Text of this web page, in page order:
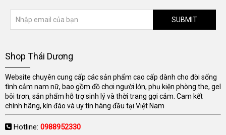
SUBMIT
Shop Thái Dương
Website chuyên cung cấp các sản phẩm cao cấp dành cho đời sống
tình cảm nam nữ, bao gồm đồ chơi người lớn, phụ kiện phòng the, gel
bôi trơn, sản phẩm hỗ trợ sinh lý và thời trang gợi cảm. Cam kết
chính hãng, kín đáo và uy tín hàng đầu tại Việt Nam
Hotline: 0988952330